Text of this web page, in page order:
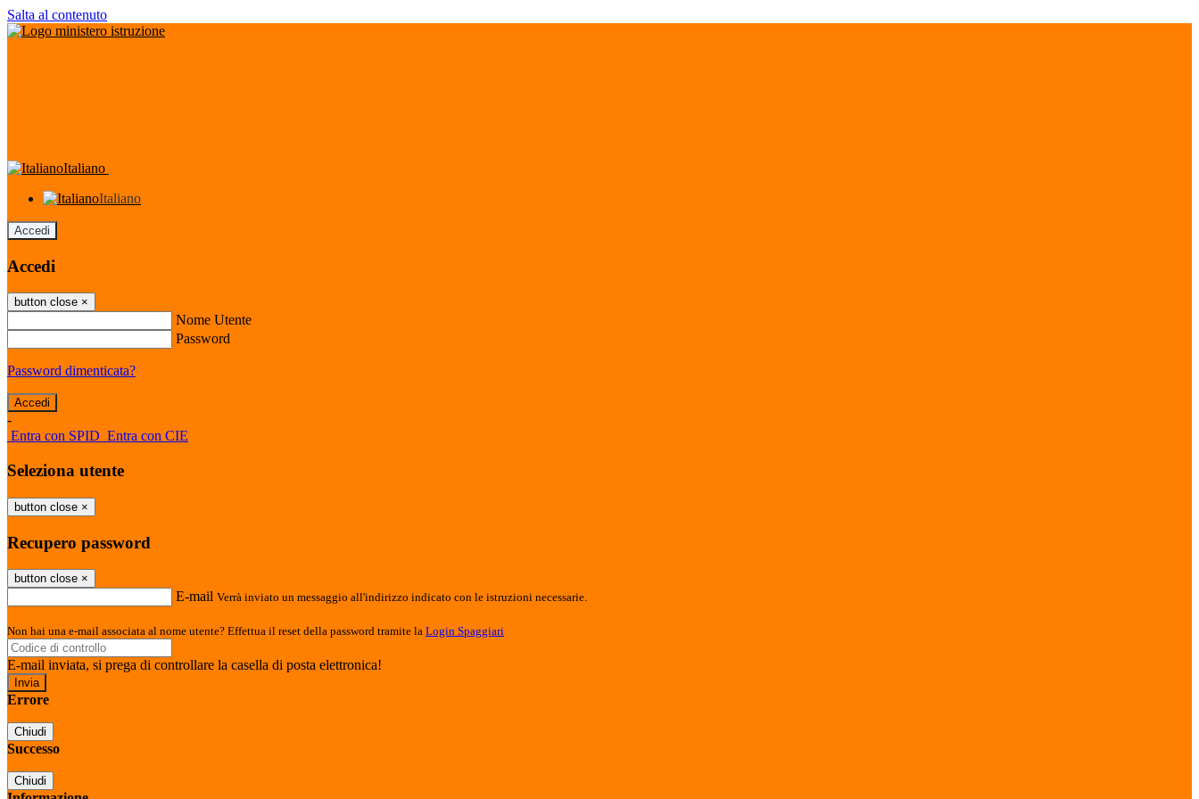
Salta al contenuto
Italiano
Italiano
Accedi
Accedi
button close ×
Nome Utente
Password
Password dimenticata?
-
Entra con SPID Entra con CIE
Seleziona utente
button close ×
Recupero password
button close ×
E-mail Verrà inviato un messaggio all'indirizzo indicato con le istruzioni necessarie.
Non hai una e-mail associata al nome utente? Effettua il reset della password tramite la Login Spaggiari
E-mail inviata, si prega di controllare la casella di posta elettronica!
Errore
Chiudi
Successo
Chiudi